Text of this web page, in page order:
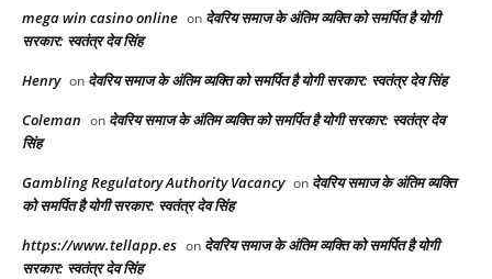
mega win casino online on देवरिय समाज के अंतिम व्यक्ति को समर्पित है योगी
सरकार: स्वतंत्र देव सिंह
Henry on देवरिय समाज के अंतिम व्यक्ति को समर्पित है योगी सरकार: स्वतंत्र देव सिंह
Coleman on देवरिय समाज के अंतिम व्यक्ति को समर्पित है योगी सरकार: स्वतंत्र देव
सिंह
Gambling Regulatory Authority Vacancy on देवरिय समाज के अंतिम व्यक्ति
को समर्पित है योगी सरकार: स्वतंत्र देव सिंह
https://www.tellapp.es on देवरिय समाज के अंतिम व्यक्ति को समर्पित है योगी
सरकार: स्वतंत्र देव सिंह